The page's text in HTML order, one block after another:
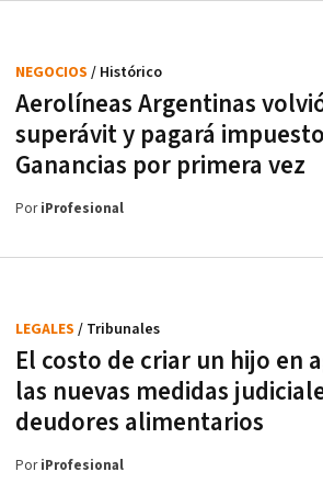
Aerolíneas Argentinas
superávit y pagará
Ganancias por primera vez
NEGOCIOS / Histórico
PoriProfesional
El costo de criar un hijo en
las nuevas medidas
deudores alimentarios
LEGALES / Tribunales
PoriProfesional